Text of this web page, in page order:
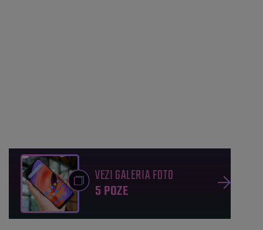
VEZI GALERIA FOTO
5 POZE